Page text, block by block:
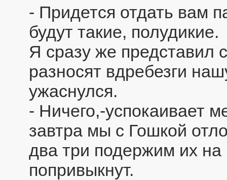
- Придется отдать вам
будут такие, полудикие.
Я сразу же представил
разносят вдребезги
ужаснулся.
- Ничего,-успокаивает
завтра мы с Гошкой
два три подержим их на
попривыкнут.